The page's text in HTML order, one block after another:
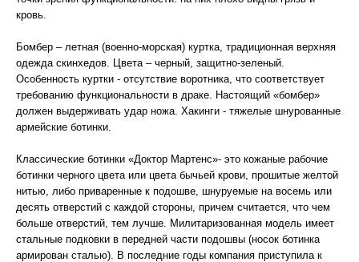
кровь.
Бомбер – летная (военно-морская) куртка, традиционная верхняя
одежда скинхедов. Цвета – черный, защитно-зеленый.
Особенность куртки - отсутствие воротника, что соответствует
требованию функциональности в драке. Настоящий «бомбер»
должен выдерживать удар ножа. Хакинги - тяжелые шнурованные
армейские ботинки.
Классические ботинки «Доктор Мартенс»- это кожаные рабочие
ботинки черного цвета или цвета бычьей крови, прошитые желтой
нитью, либо приваренные к подошве, шнуруемые на восемь или
десять отверстий с каждой стороны, причем считается, что чем
больше отверстий, тем лучше. Милитаризованная модель имеет
стальные подковки в передней части подошвы (носок ботинка
армирован сталью). В последние годы компания приступила к